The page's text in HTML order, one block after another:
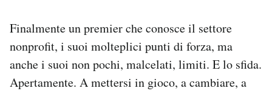
NEWSLETTER
Finalmente un premier che conosce il settore
nonprofit, i suoi molteplici punti di forza, ma
anche i suoi non pochi, malcelati, limiti. E lo sfida.
Apertamente. A mettersi in gioco, a cambiare, a